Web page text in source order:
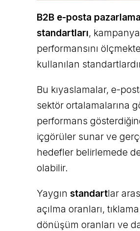
B2B e-posta pazarlama
standartları,
performansını ölçmekte
kullanılan
Bu kıyaslamalar, e-
sektör ortalamalarına
performans
içgörüler sunar ve
hedefler belirlemede
olabilir.
Yaygın standartlar
açılma oranları,
dönüşüm oranları ve